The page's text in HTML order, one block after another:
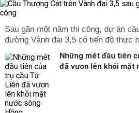
Sau gần một năm thi công, dự án
đường Vành đai 3,5 có tiến độ thực
Những mét đầu tiên
đã vươn lên khỏi mặt